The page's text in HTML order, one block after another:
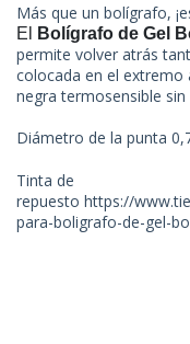
Más que un bolígrafo,
El Bolígrafo de Gel
permite volver atrás
colocada en el extremo
negra termosensible
Diámetro de la punta
Tinta de
repuesto https://
para-boligrafo-de-gel-